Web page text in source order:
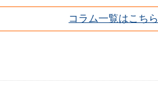
コラム一覧はこちら